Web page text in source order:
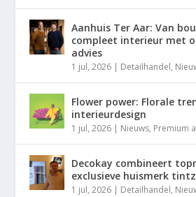
Aanhuis Ter Aar: Van
compleet interieur met
advies
1 jul, 2026 | Detailhandel,
Flower power: Florale
interieurdesign
1 jul, 2026 | Nieuws, Premium
Decokay combineert
exclusieve huismerk tintz
1 jul, 2026 | Detailhandel,